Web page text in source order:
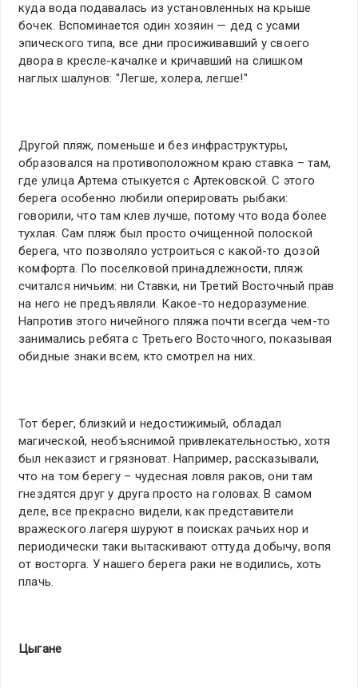
куда вода подавалась из установленных на крыше
бочек. Вспоминается один хозяин — дед с усами
эпического типа, все дни просиживавший у своего
двора в кресле-качалке и кричавший на слишком
наглых шалунов: "Легше, холера, легше!"
Другой пляж, поменьше и без инфраструктуры,
образовался на противоположном краю ставка – там,
где улица Артема стыкуется с Артековской. C этого
берега особенно любили оперировать рыбаки:
говорили, что там клев лучше, потому что вода более
тухлая. Сам пляж был просто очищенной полоской
берега, что позволяло устроиться с какой-то дозой
комфорта. По поселковой принадлежности, пляж
считался ничьим: ни Ставки, ни Третий Восточный прав
на него не предъявляли. Какое-то недоразумение.
Напротив этого ничейного пляжа почти всегда чем-то
занимались ребята с Третьего Восточного, показывая
обидные знаки всем, кто смотрел на них.
Тот берег, близкий и недостижимый, обладал
магической, необъяснимой привлекательностью, хотя
был неказист и грязноват. Например, рассказывали,
что на том берегу – чудесная ловля раков, они там
гнездятся друг у друга просто на головах. В самом
деле, все прекрасно видели, как представители
вражеского лагеря шуруют в поисках рачьих нор и
периодически таки вытаскивают оттуда добычу, вопя
от восторга. У нашего берега раки не водились, хоть
плачь.
Цыгане